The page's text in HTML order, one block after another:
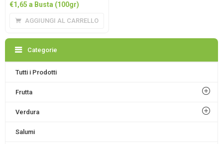
€1,65 a Busta (100gr)
AGGIUNGI AL CARRELLO
Categorie
Tutti i Prodotti
Frutta
Verdura
Salumi